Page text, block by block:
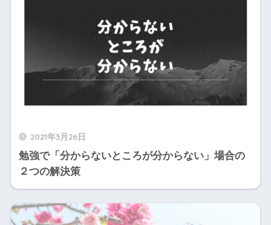
2021年3月26日
勉強で「分からないところが分からない」場合の
２つの解決策